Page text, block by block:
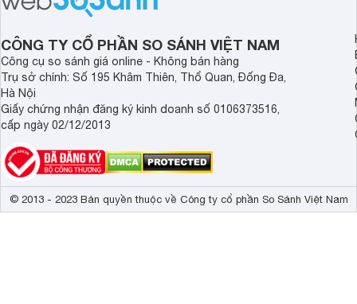
CÔNG TY CỔ PHẦN SO SÁNH VIỆT NAM
Công cụ so sánh giá online - Không bán hàng
Trụ sở chính: Số 195 Khâm Thiên, Thổ Quan, Đống Đa,
Hà Nội
Giấy chứng nhận đăng ký kinh doanh số 0106373516,
cấp ngày 02/12/2013
© 2013 - 2023 Bản quyền thuộc về Công ty cổ phần So Sánh Việt Nam